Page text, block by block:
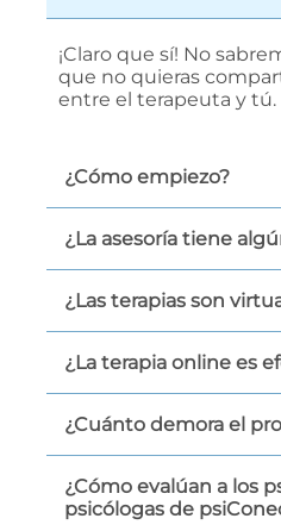
¡Claro que sí! No
que no quieras
entre el terapeuta y tú.
¿Cómo empiezo?
¿La asesoría tiene
¿Las terapias son
¿La terapia online es
¿Cuánto demora el
¿Cómo evalúan a los
psicólogas de